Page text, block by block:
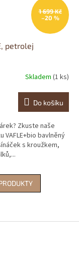
1 699 Kč
–20 %
petrolej
Skladem (1 ks)
Do košíku
Zkuste naše
bavlněný
s kroužkem,